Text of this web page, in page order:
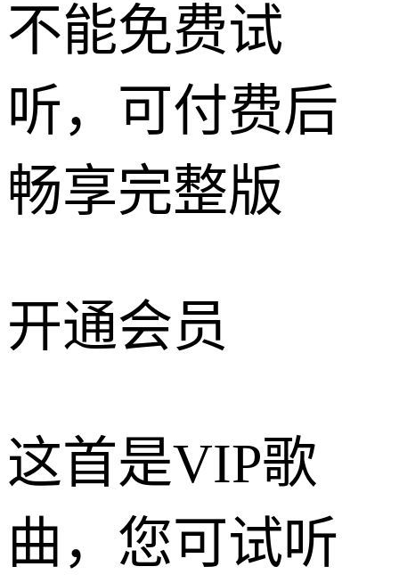
不能免费试
听，可付费后
畅享完整版
开通会员
这首是VIP歌
曲，您可试听